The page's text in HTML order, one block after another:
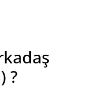
?